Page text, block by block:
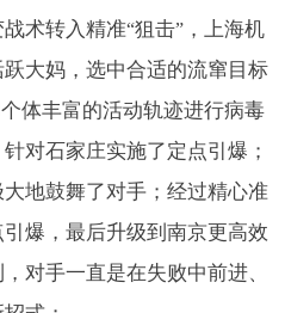
术转入精准“狙击”，上海机
大妈，选中合适的流窜目标
体丰富的活动轨迹进行病毒
对石家庄实施了定点引爆；
地鼓舞了对手；经过精心准
爆，最后升级到南京更高效
对手一直是在失败中前进、